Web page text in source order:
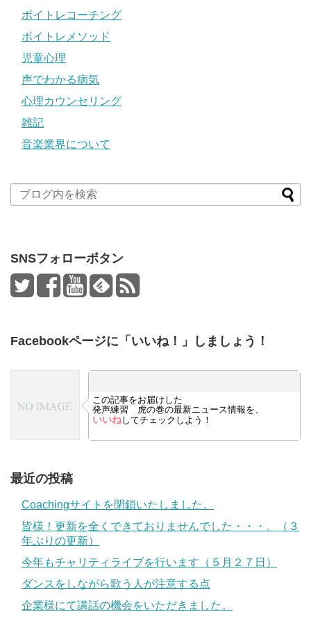
ボイトレコーチング
ボイトレメソッド
児童心理
声でわかる病気
心理カウンセリング
雑記
音楽業界について
SNSフォローボタン
Facebookページに「いいね！」しましょう！
この記事をお届けした
発声練習 虎の巻の最新ニュース情報を、
いいねしてチェックしよう！
最近の投稿
Coachingサイトを閉鎖いたしました。
皆様！更新を全くできておりませんでした・・・。（３
年ぶりの更新）
今年もチャリティライブを行います（５月２７日）
ダンスをしながら歌う人が注意する点
企業様にて講話の機会をいただきました。